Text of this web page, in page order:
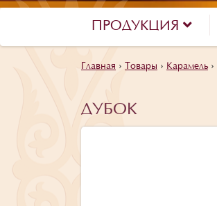
ПРОДУКЦИЯ
Главная › Товары › Карамель ›
ДУБОК